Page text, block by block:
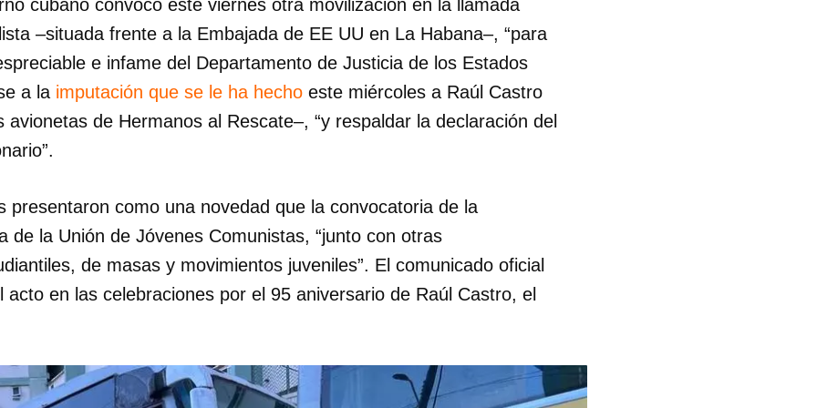
cubano convocó este viernes otra movilización en la llamada
–situada frente a la Embajada de EE UU en La Habana–, “para
e infame del Departamento de Justicia de los Estados
a la imputación que se le ha hecho este miércoles a Raúl Castro
avionetas de Hermanos al Rescate–, “y respaldar la declaración del
presentaron como una novedad que la convocatoria de la
de la Unión de Jóvenes Comunistas, “junto con otras
de masas y movimientos juveniles”. El comunicado oficial
acto en las celebraciones por el 95 aniversario de Raúl Castro, el